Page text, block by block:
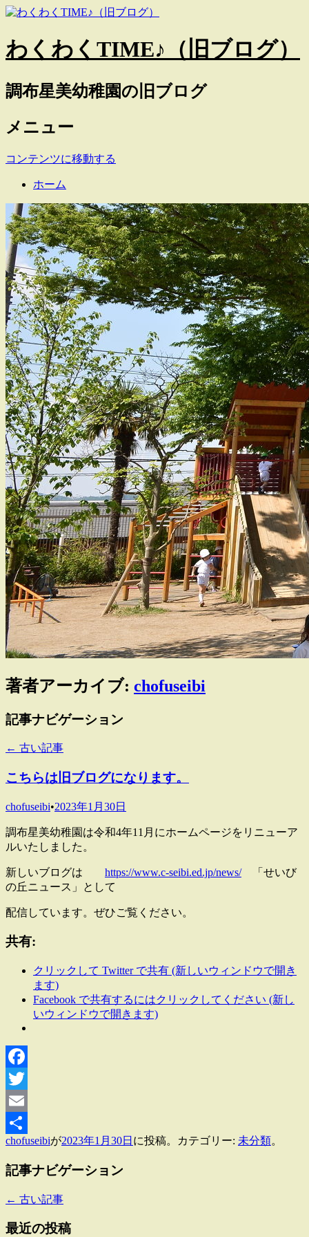
わくわくTIME♪（旧ブログ）
調布星美幼稚園の旧ブログ
メニュー
コンテンツに移動する
ホーム
著者アーカイブ: chofuseibi
記事ナビゲーション
← 古い記事
こちらは旧ブログになります。
chofuseibi•2023年1月30日
調布星美幼稚園は令和4年11月にホームページをリニューア
ルいたしました。
新しいブログは https://www.c-seibi.ed.jp/news/「せいび
の丘ニュース」として
配信しています。ぜひご覧ください。
共有:
クリックして Twitter で共有 (新しいウィンドウで開き
ます)
Facebook で共有するにはクリックしてください (新し
いウィンドウで開きます)
Facebook
Twitter
Email
共
有
chofuseibiが2023年1月30日 に投稿。カテゴリー: 未分類。
記事ナビゲーション
← 古い記事
最近の投稿